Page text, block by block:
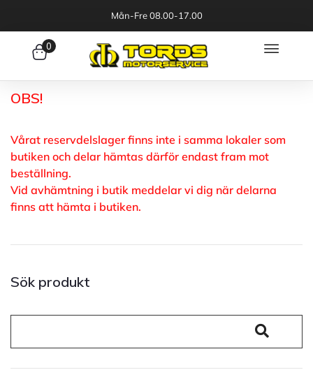
Mån-Fre 08.00-17.00
0
OBS!
Vårat reservdelslager finns inte i samma lokaler som
butiken och delar hämtas därför endast fram mot
beställning.
Vid avhämtning i butik meddelar vi dig när delarna
finns att hämta i butiken.
Sök produkt